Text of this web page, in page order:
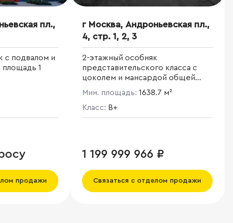
пл.,
с подвалом и
1
продажи
г Москва, Андроньевская пл.,
4, стр. 1, 2, 3
2-этажный особняк
представительского класса с
цоколем и мансардой общей
площадью 1 638,7 кв. м.
Мин. площадь: 1638.7 м²
Класс: B+
1 199 999 966 ₽
Связаться с отделом продажи